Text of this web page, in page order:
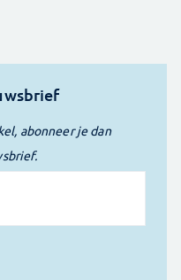
abonneer je dan